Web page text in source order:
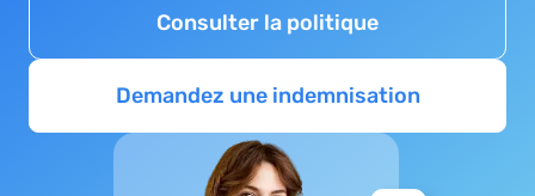
Consulter la politique
Demandez une indemnisation